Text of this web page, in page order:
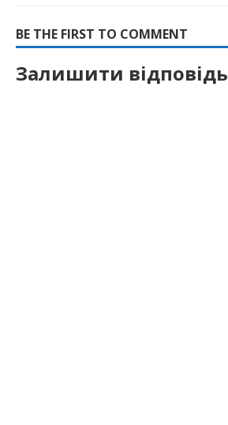
BE THE FIRST TO COMMENT
Залишити відповідь